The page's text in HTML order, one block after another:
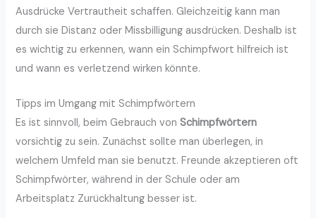
Ausdrücke Vertrautheit schaffen. Gleichzeitig kann man
durch sie Distanz oder Missbilligung ausdrücken. Deshalb ist
es wichtig zu erkennen, wann ein Schimpfwort hilfreich ist
und wann es verletzend wirken könnte.
Tipps im Umgang mit Schimpfwörtern
Es ist sinnvoll, beim Gebrauch von Schimpfwörtern
vorsichtig zu sein. Zunächst sollte man überlegen, in
welchem Umfeld man sie benutzt. Freunde akzeptieren oft
Schimpfwörter, während in der Schule oder am
Arbeitsplatz Zurückhaltung besser ist.